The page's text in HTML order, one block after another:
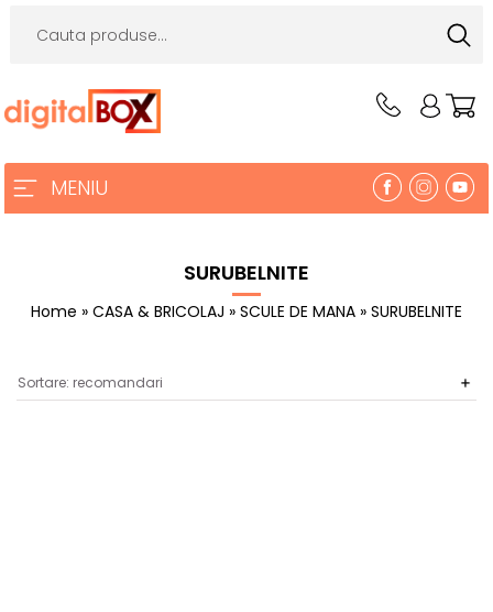
MENIU
SURUBELNITE
Home » CASA & BRICOLAJ » SCULE DE MANA » SURUBELNITE